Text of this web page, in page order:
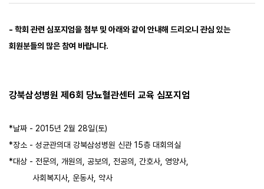
- 학회 관련 심포지엄을 첨부 및 아래와 같이 안내해 드리오니 관심 있는
회원분들의 많은 참여 바랍니다.
강북삼성병원 제6회 당뇨혈관센터 교육 심포지엄
*날짜 - 2015년 2월 28일(토)
*장소 - 성균관의대 강북삼성병원 신관 15층 대회의실
*대상 - 전문의, 개원의, 공보의, 전공의, 간호사, 영양사,
사회복지사, 운동사, 약사